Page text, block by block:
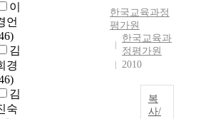
이
언
김
경
김
숙
한국교육과정
평가원
한국교육과
정평가원
2010
복
사/